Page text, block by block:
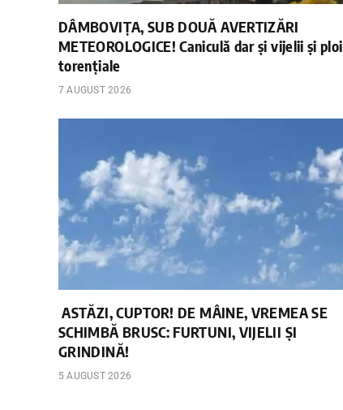
DÂMBOVIȚA, SUB DOUĂ AVERTIZĂRI
METEOROLOGICE! Caniculă dar și vijelii și ploi
torențiale
7 AUGUST 2026
ASTĂZI, CUPTOR! DE MÂINE, VREMEA SE
SCHIMBĂ BRUSC: FURTUNI, VIJELII ȘI
GRINDINĂ!
5 AUGUST 2026